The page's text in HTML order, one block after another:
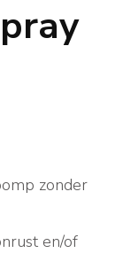
zonder
en/of